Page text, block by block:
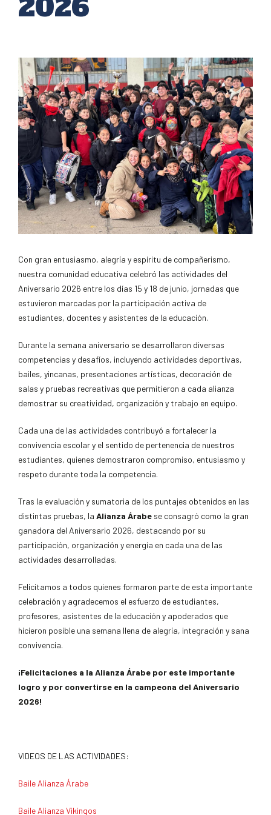
2026
Con gran entusiasmo, alegría y espíritu de compañerismo,
nuestra comunidad educativa celebró las actividades del
Aniversario 2026 entre los días 15 y 18 de junio, jornadas que
estuvieron marcadas por la participación activa de
estudiantes, docentes y asistentes de la educación.
Durante la semana aniversario se desarrollaron diversas
competencias y desafíos, incluyendo actividades deportivas,
bailes, yincanas, presentaciones artísticas, decoración de
salas y pruebas recreativas que permitieron a cada alianza
demostrar su creatividad, organización y trabajo en equipo.
Cada una de las actividades contribuyó a fortalecer la
convivencia escolar y el sentido de pertenencia de nuestros
estudiantes, quienes demostraron compromiso, entusiasmo y
respeto durante toda la competencia.
Tras la evaluación y sumatoria de los puntajes obtenidos en las
distintas pruebas, la Alianza Árabe se consagró como la gran
ganadora del Aniversario 2026, destacando por su
participación, organización y energía en cada una de las
actividades desarrolladas.
Felicitamos a todos quienes formaron parte de esta importante
celebración y agradecemos el esfuerzo de estudiantes,
profesores, asistentes de la educación y apoderados que
hicieron posible una semana llena de alegría, integración y sana
convivencia.
¡Felicitaciones a la Alianza Árabe por este importante
logro y por convertirse en la campeona del Aniversario
2026!
VIDEOS DE LAS ACTIVIDADES:
Baile Alianza Árabe
Baile Alianza Vikingos